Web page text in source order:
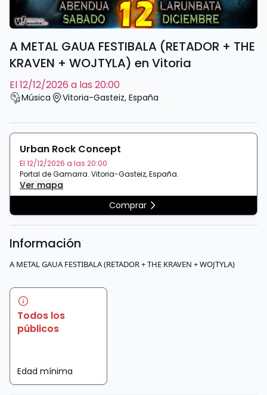
A METAL GAUA FESTIBALA (RETADOR + THE
KRAVEN + WOJTYLA) en Vitoria
el 12/12/2026 a las 20:00
Música Vitoria-Gasteiz, España
Urban Rock Concept
El 12/12/2026 a las 20:00
Portal de Gamarra. Vitoria-Gasteiz,España.
Ver mapa
Comprar
Información
A METAL GAUA FESTIBALA (RETADOR + THE KRAVEN + WOJTYLA)
Todos los
públicos
Edad mínima